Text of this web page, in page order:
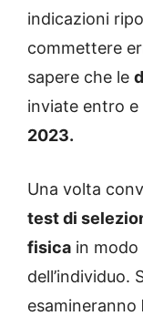
indicazioni
commettere
sapere che le
inviate entro
2023.
Una volta
test di
fisica in
dell’individuo.
esamineranno